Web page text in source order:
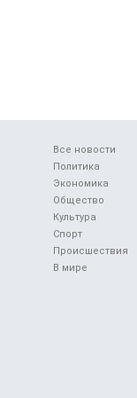
Все новости
Политика
Экономика
Общество
Культура
Спорт
Происшествия
В мире